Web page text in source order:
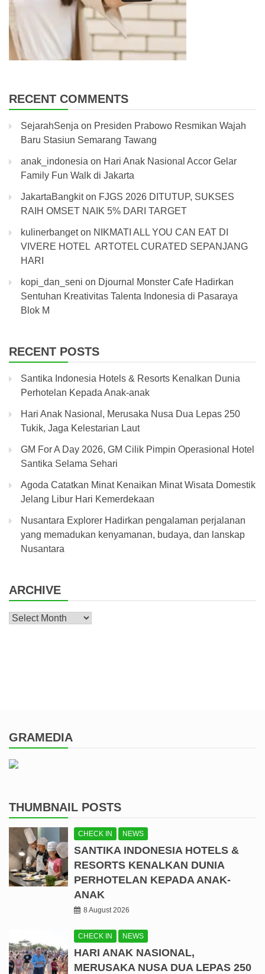
RECENT COMMENTS
SejarahSenja on Presiden Prabowo Resmikan Wajah
Baru Stasiun Semarang Tawang
anak_indonesia on Hari Anak Nasional Accor Gelar
Family Fun Walk di Jakarta
JakartaBangkiton FJGS 2026 DITUTUP, SUKSES
RAIH OMSET NAIK 5% DARI TARGET
kulinerbangeton NIKMATI ALL YOU CAN EAT DI
VIVERE HOTEL ARTOTEL CURATED SEPANJANG
HARI
kopi_dan_seni on Djournal Monster Cafe Hadirkan
Sentuhan Kreativitas Talenta Indonesia di Pasaraya
Blok M
RECENT POSTS
Santika Indonesia Hotels & Resorts Kenalkan Dunia
Perhotelan Kepada Anak-anak
Hari Anak Nasional, Merusaka Nusa Dua Lepas 250
Tukik, Jaga Kelestarian Laut
GM For A Day 2026, GM Cilik Pimpin Operasional Hotel
Santika Selama Sehari
Agoda Catatkan Minat Kenaikan Minat Wisata Domestik
Jelang Libur Hari Kemerdekaan
Nusantara Explorer Hadirkan pengalaman perjalanan
yang memadukan kenyamanan, budaya, dan lanskap
Nusantara
ARCHIVE
Archive
GRAMEDIA
THUMBNAIL POSTS
CHECK IN NEWS
SANTIKA INDONESIA HOTELS &
RESORTS KENALKAN DUNIA
PERHOTELAN KEPADA ANAK-
ANAK
8 August 2026
CHECK IN NEWS
HARI ANAK NASIONAL,
MERUSAKA NUSA DUA LEPAS 250